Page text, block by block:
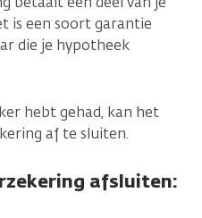
is een soort garantie
die je hypotheek
hebt gehad, kan het
af te sluiten.
afsluiten: